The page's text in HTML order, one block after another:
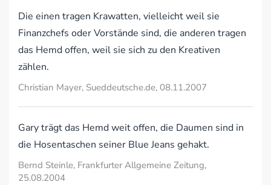
Die einen tragen Krawatten, vielleicht weil sie
Finanzchefs oder Vorstände sind, die anderen tragen
das Hemd offen, weil sie sich zu den Kreativen
zählen.
Christian Mayer, Sueddeutsche.de, 08.11.2007
Gary trägt das Hemd weit offen, die Daumen sind in
die Hosentaschen seiner Blue Jeans gehakt.
Bernd Steinle, Frankfurter Allgemeine Zeitung,
25.08.2004